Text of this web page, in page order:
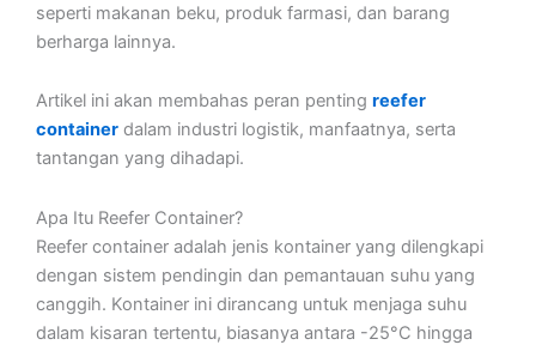
seperti makanan beku, produk farmasi, dan barang
berharga lainnya.
Artikel ini akan membahas peran penting reefer
container dalam industri logistik, manfaatnya, serta
tantangan yang dihadapi.
Apa Itu Reefer Container?
Reefer container adalah jenis kontainer yang dilengkapi
dengan sistem pendingin dan pemantauan suhu yang
canggih. Kontainer ini dirancang untuk menjaga suhu
dalam kisaran tertentu, biasanya antara -25°C hingga